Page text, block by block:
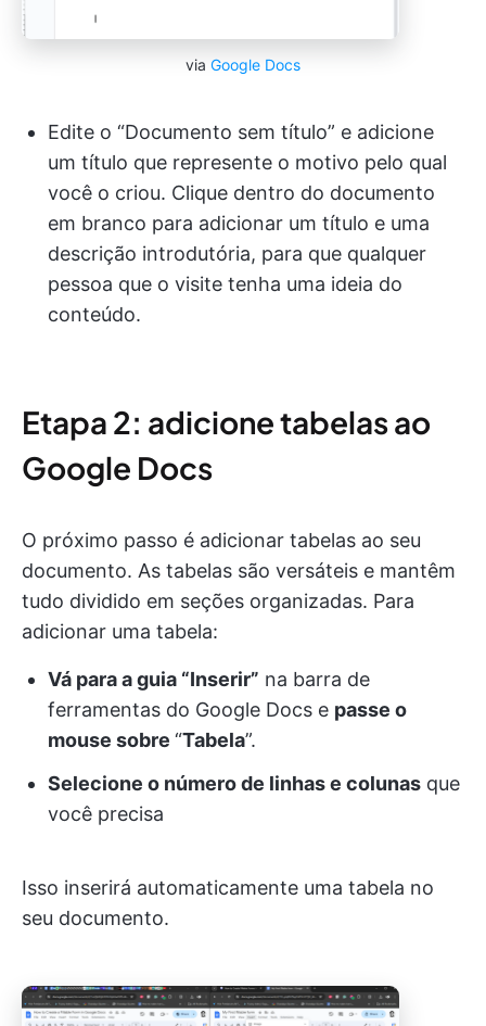
via Google Docs
Edite o “Documento sem título” e adicione
um título que represente o motivo pelo qual
você o criou. Clique dentro do documento
em branco para adicionar um título e uma
descrição introdutória, para que qualquer
pessoa que o visite tenha uma ideia do
conteúdo.
Etapa 2: adicione tabelas ao
Google Docs
O próximo passo é adicionar tabelas ao seu
documento. As tabelas são versáteis e mantêm
tudo dividido em seções organizadas. Para
adicionar uma tabela:
Vá para a guia “Inserir” na barra de
ferramentas do Google Docs e passe o
mouse sobre “Tabela”.
Selecione o número de linhas e colunas que
você precisa
Isso inserirá automaticamente uma tabela no
seu documento.